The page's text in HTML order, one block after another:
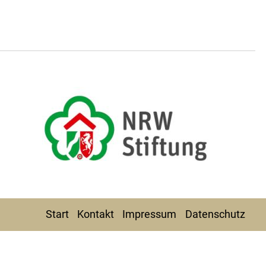
Start Kontakt Impressum Datenschutz